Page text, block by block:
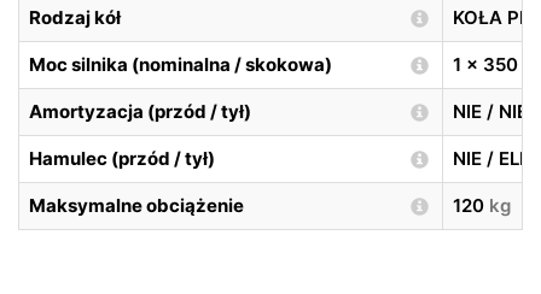
Rodzaj kół KOŁA
Moc silnika (nominalna / skokowa) 1 x 350
Amortyzacja (przód / tył) NIE / NIE
Hamulec (przód / tył) NIE /
Maksymalne obciążenie 120 kg